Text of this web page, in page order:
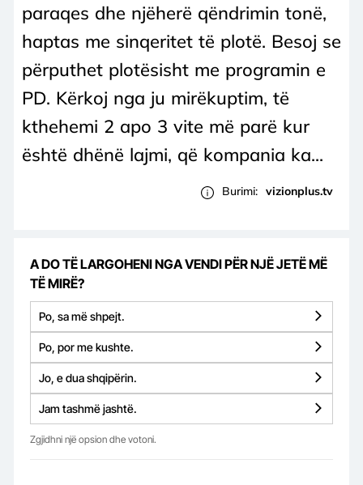
paraqes dhe njëherë qëndrimin tonë,
haptas me sinqeritet të plotë. Besoj se
përputhet plotësisht me programin e
PD. Kërkoj nga ju mirëkuptim, të
kthehemi 2 apo 3 vite më parë kur
është dhënë lajmi, që kompania ka...
Burimi: vizionplus.tv
A DO TË LARGOHENI NGA VENDI PËR NJË JETË MË
TË MIRË?
Po, sa më shpejt.
Po, por me kushte.
Jo, e dua shqipërin.
Jam tashmë jashtë.
Zgjidhni një opsion dhe votoni.